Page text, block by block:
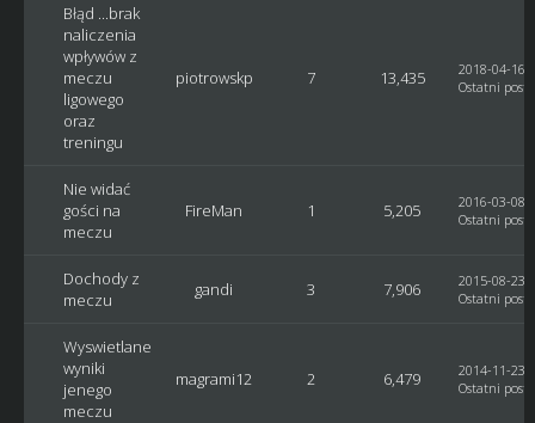
Błąd ...brak
naliczenia
wpływów z
meczu
ligowego
oraz
treningu
piotrowskp 7 13,435
2018-04-16,
Ostatni post
Nie widać
gości na
meczu
FireMan 1 5,205
2016-03-08,
Ostatni post
Dochody z
meczu
gandi 3 7,906
2015-08-23,
Ostatni post
Wyswietlane
wyniki
jenego
meczu
magrami12 2 6,479
2014-11-23,
Ostatni post